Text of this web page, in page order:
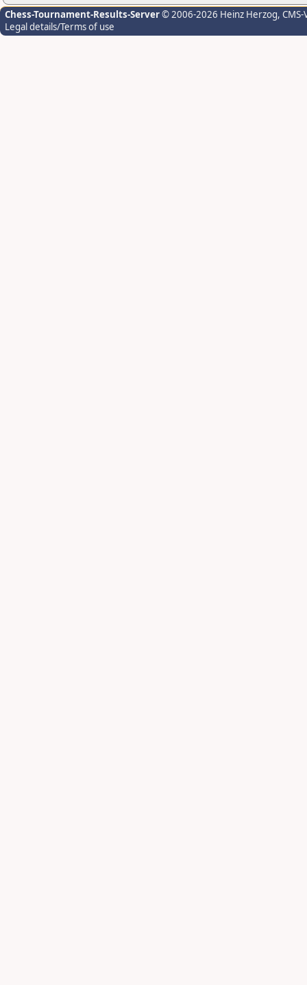
Chess-Tournament-Results-Server© 2006-2026 Heinz Herzog,
Legal details/Terms of use